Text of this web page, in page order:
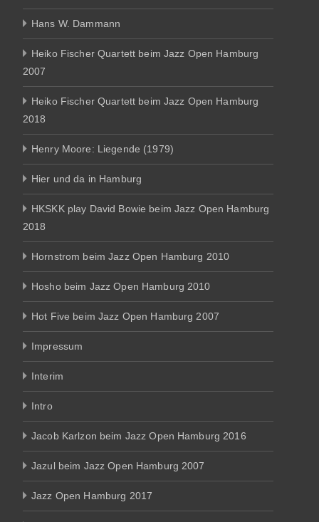
Hans W. Dammann
Heiko Fischer Quartett beim Jazz Open Hamburg
2007
Heiko Fischer Quartett beim Jazz Open Hamburg
2018
Henry Moore: Liegende (1979)
Hier und da in Hamburg
HKSKK play David Bowie beim Jazz Open Hamburg
2018
Hornstrom beim Jazz Open Hamburg 2010
Hosho beim Jazz Open Hamburg 2010
Hot Five beim Jazz Open Hamburg 2007
Impressum
Interim
Intro
Jacob Karlzon beim Jazz Open Hamburg 2016
Jazul beim Jazz Open Hamburg 2007
Jazz Open Hamburg 2017